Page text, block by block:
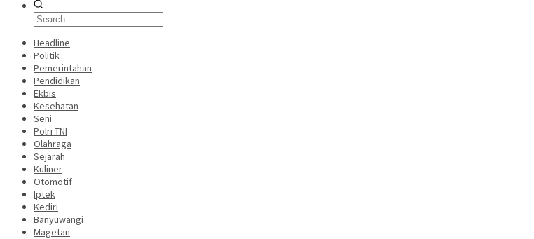
Headline
Politik
Pemerintahan
Pendidikan
Ekbis
Kesehatan
Seni
Polri-TNI
Olahraga
Sejarah
Kuliner
Otomotif
Iptek
Kediri
Banyuwangi
Magetan